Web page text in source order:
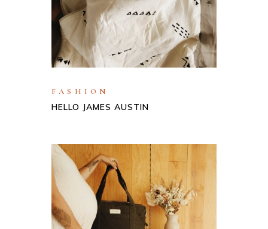
FASHION
HELLO JAMES AUSTIN